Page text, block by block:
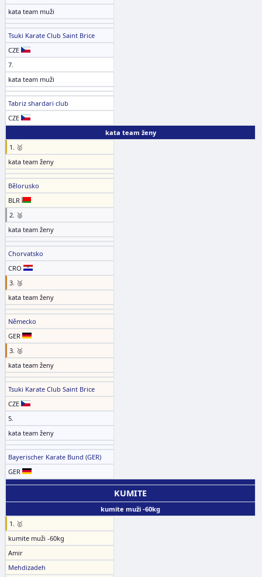
kata team muži
Tsuki Karate Club Saint Brice
CZE
7.
kata team muži
Tabriz shardari club
CZE
kata team ženy
1. 🥇
kata team ženy
Bělorusko
BLR
2. 🥈
kata team ženy
Chorvatsko
CRO
3. 🥉
kata team ženy
Německo
GER
3. 🥉
kata team ženy
Tsuki Karate Club Saint Brice
CZE
5.
kata team ženy
Bayerischer Karate Bund (GER)
GER
KUMITE
kumite muži -60kg
1. 🥇
kumite muži -60kg
Amir
Mehdizadeh